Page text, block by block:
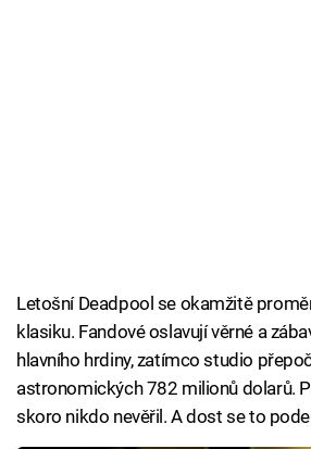
Letošní Deadpool se okamžitě
klasiku. Fandové oslavují věrné a
hlavního hrdiny, zatímco studio
astronomických 782 milionů dolarů.
skoro nikdo nevěřil. A dost se to